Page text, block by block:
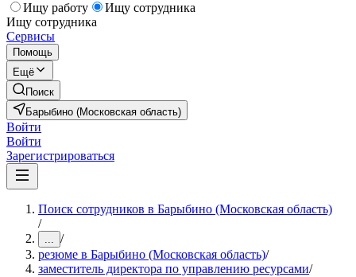
Ищу работу
Ищу сотрудника
Ищу сотрудника
Сервисы
Помощь
Ещё
Поиск
Барыбино (Московская область)
Войти
Войти
Зарегистрироваться
Поиск сотрудников в Барыбино (Московская область)
/
... /
резюме в Барыбино (Московская область)/
заместитель директора по управлению ресурсами/